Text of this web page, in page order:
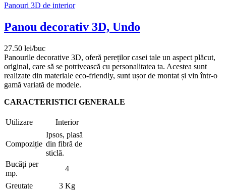
Panouri 3D de interior
Panou decorativ 3D, Undo
27.50 lei
Panourile decorative 3D, oferă pereților casei tale un aspect plăcut,
original, care să se potrivească cu personalitatea ta. Acestea sunt
realizate din materiale eco-friendly, sunt ușor de montat și vin într-o
gamă variată de modele.
CARACTERISTICI GENERALE
Utilizare Interior
Compoziție
Ipsos, plasă
din fibră de
sticlă.
Bucăți per
mp.
4
Greutate
3 Kg